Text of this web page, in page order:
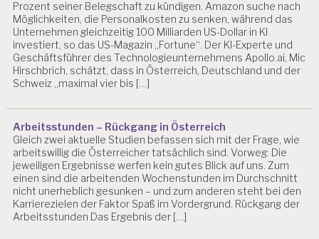
Y
C
H
O
L
O
G
A
L
Z
B
U
R
Prozent seiner Belegschaft zu kündigen. Amazon suche nach
Möglichkeiten, die Personalkosten zu senken, während das
Unternehmen gleichzeitig 100 Milliarden US-Dollar in KI
investiert, so das US-Magazin „Fortune“. Der KI-Experte und
Geschäftsführer des Technologieunternehmens Apollo.ai, Mic
Hirschbrich, schätzt, dass in Österreich, Deutschland und der
Schweiz „maximal vier bis […]
Arbeitsstunden – Rückgang in Österreich
Gleich zwei aktuelle Studien befassen sich mit der Frage, wie
arbeitswillig die Österreicher tatsächlich sind. Vorweg: Die
jeweiligen Ergebnisse werfen kein gutes Blick auf uns. Zum
einen sind die arbeitenden Wochenstunden im Durchschnitt
nicht unerheblich gesunken – und zum anderen steht bei den
Karrierezielen der Faktor Spaß im Vordergrund. Rückgang der
Arbeitsstunden Das Ergebnis der […]